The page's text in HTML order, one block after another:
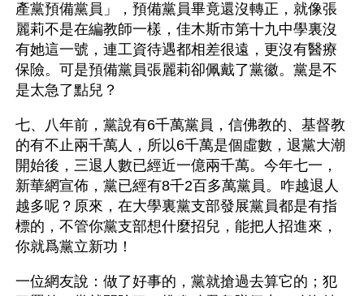
產黨預備黨員」，預備黨員畢竟還沒轉正，就像張
麗莉不是在編教師一樣，佳木斯市第十九中學裏沒
有她這一號，連工資待遇都相差很遠，更沒有醫療
保險。可是預備黨員張麗莉卻佩戴了黨徽。黨是不
是太急了點兒？
七、八年前，黨說有6千萬黨員，信佛教的、基督教
的有不止兩千萬人，所以6千萬是個虛數，退黨大潮
開始後，三退人數已經近一億兩千萬。今年七一，
新華網宣佈，黨已經有8千2百多萬黨員。咋越退人
越多呢？原來，在大學裏黨支部發展黨員都是有指
標的，不管你黨支部想什麼招兒，能把人招進來，
你就爲黨立新功！
一位網友說：做了好事的，黨就搶過去算它的；犯